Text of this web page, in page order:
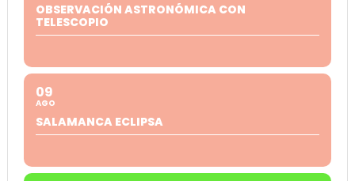
OBSERVACIÓN ASTRONÓMICA CON
TELESCOPIO
09
AGO
SALAMANCA ECLIPSA